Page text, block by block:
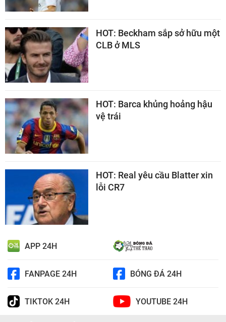
HOT: Beckham sắp sở hữu một
CLB ở MLS
HOT: Barca khủng hoảng hậu
vệ trái
HOT: Real yêu cầu Blatter xin
lỗi CR7
APP 24H
FANPAGE 24H BÓNG ĐÁ 24H
TIKTOK 24H YOUTUBE 24H